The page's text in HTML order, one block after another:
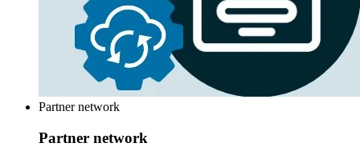
Partner network
Partner network